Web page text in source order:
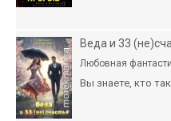
Веда и 33
Любовная
Вы знаете, кто